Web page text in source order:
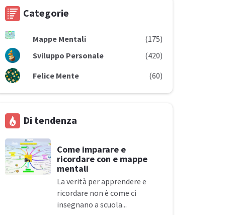
Categorie
Mappe Mentali
(175)
Sviluppo Personale
(420)
Felice Mente
(60)
Di tendenza
Come imparare e
ricordare con e mappe
mentali
La verità per apprendere e
ricordare non è come ci
insegnano a scuola...